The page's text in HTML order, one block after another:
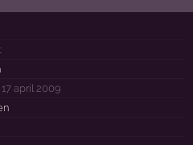
april 2009